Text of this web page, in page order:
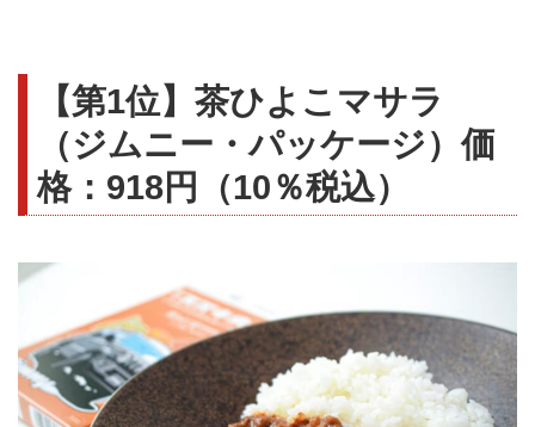
【第1位】茶ひよこマサラ
（ジムニー・パッケージ）価
格：918円（10％税込）